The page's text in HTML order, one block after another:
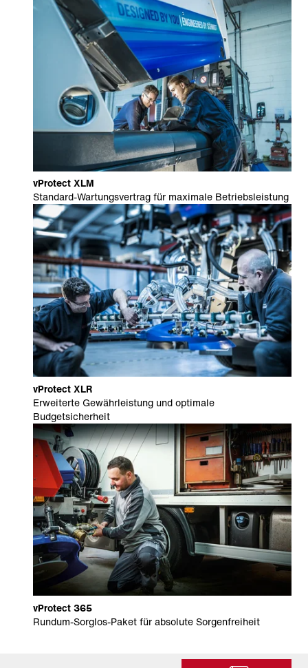
vProtect XLM
Standard-Wartungsvertrag für maximale Betriebsleistung
vProtect XLR
Erweiterte Gewährleistung und optimale
Budgetsicherheit
vProtect 365
Rundum-Sorglos-Paket für absolute Sorgenfreiheit